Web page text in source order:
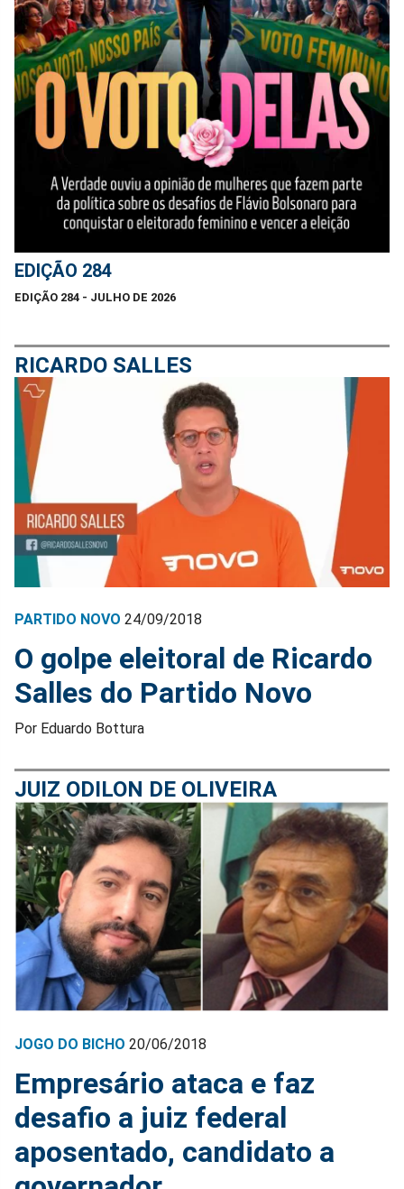
EDIÇÃO 284
EDIÇÃO 284 - JULHO DE 2026
RICARDO SALLES
PARTIDO NOVO 24/09/2018
O golpe eleitoral de Ricardo
Salles do Partido Novo
Por Eduardo Bottura
JUIZ ODILON DE OLIVEIRA
JOGO DO BICHO 20/06/2018
Empresário ataca e faz
desafio a juiz federal
aposentado, candidato a